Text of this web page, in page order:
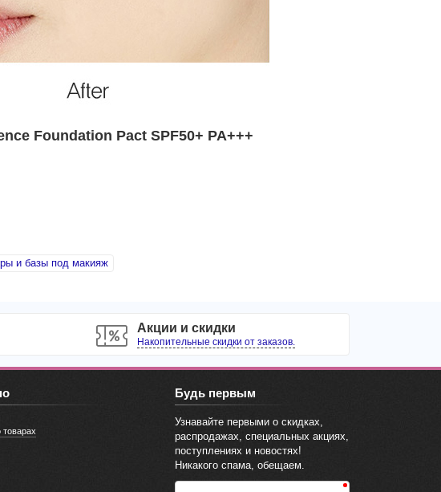
Foundation Pact SPF50+ PA+++
и базы под макияж
Акции и скидки
Накопительные скидки от заказов.
Будь первым
Узнавайте первыми о скидках,
распродажах, специальных акциях,
поступлениях и новостях!
Никакого спама, обещаем.